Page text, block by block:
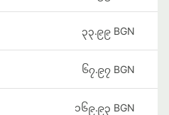
၃၃.၉၉ BGN
၆၇.၉၇ BGN
၁၆၉.၉၃ BGN